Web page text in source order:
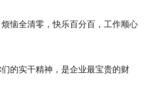
恼全清零，快乐百分百，工作顺心
的实干精神，是企业最宝贵的财